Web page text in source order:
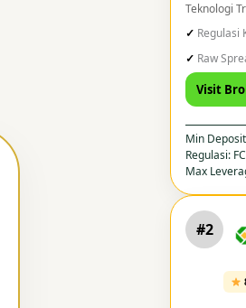
Teknologi
Regulasi
Raw
Visit
Min
Regulasi:
Max
#2